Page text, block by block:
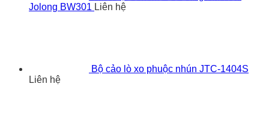
Jolong BW301 Liên hệ
Bộ cảo lò xo phuộc nhún JTC-1404S
Liên hệ